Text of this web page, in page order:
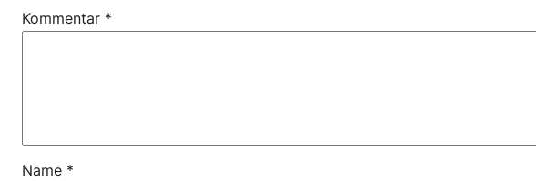
Kommentar *
Name *